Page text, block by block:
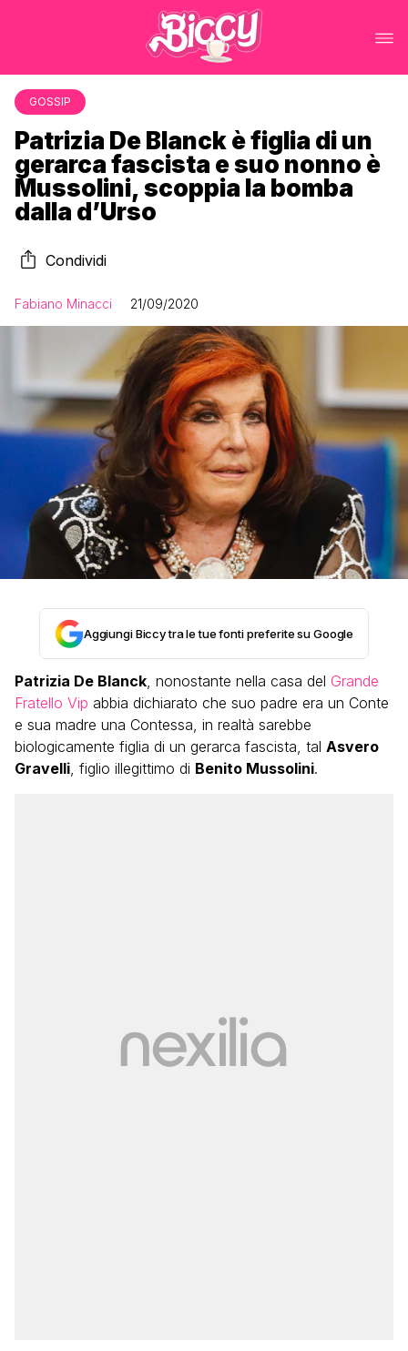
GOSSIP
Patrizia De Blanck è figlia di un
gerarca fascista e suo nonno è
Mussolini, scoppia la bomba
dalla d’Urso
Condividi
Fabiano Minacci 21/09/2020
Aggiungi Biccy tra le tue fonti preferite su Google
Patrizia De Blanck , nonostante nella casa del Grande
Fratello Vip abbia dichiarato che suo padre era un Conte
e sua madre una Contessa, in realtà sarebbe
biologicamente figlia di un gerarca fascista, tal Asvero
Gravelli , figlio illegittimo di Benito Mussolini.